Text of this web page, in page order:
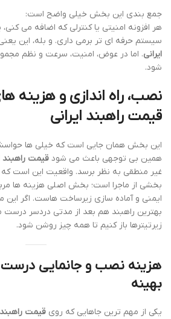
جمع بندی این بخش خیلی واضح است:
هر افزونه امنیتی یا کنترلی که اضافه می
سیستم حرفه ای تر برمی داری. و بله، این
ایرانی. اما در عوض، امنیت، سرعت و نظم
شود.
نصب، راه اندازی و هزینه
قیمت راهبند ایرانی
این بخش همان جایی است که خیلی ها
همین بی توجهی باعث می شود قیمت راهبند
غیر منطقی به نظر برسد. واقعیت این است
بخشی از ماجرا است؛ بخش اصلی هزینه ها
ایمنی و آماده سازی زیرساخت هاست. اگر این
بهترین راهبند هم بعد از مدتی دردسر درست
زیرتیترها باز کنیم تا همه چیز روشن شود.
هزینه نصب و جانمایی درست
بهینه
یکی از مهم ترین جاهایی که روی قیمت راهبند